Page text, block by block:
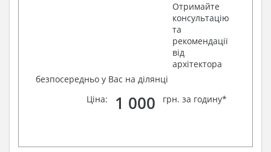
Отримайте
консультацію
та
рекомендації
від
архітектора
безпосередньо у Вас на ділянці
Ціна:
1 000 грн. за годину*